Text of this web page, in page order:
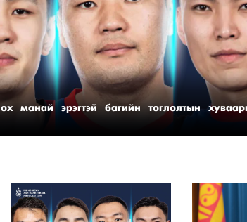
манай эрэгтэй багийн тоглолтын